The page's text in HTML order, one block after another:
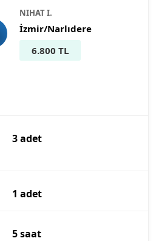
NIHAT I.
İzmir/Narlıdere
6.800 TL
3 adet
1 adet
5 saat